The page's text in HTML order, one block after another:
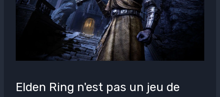
Elden Ring n'est pas un jeu de